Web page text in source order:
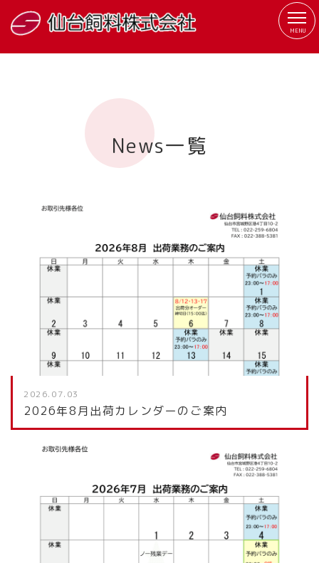
MENU
News一覧
2026.07.03
2026年8月出荷カレンダーのご案内